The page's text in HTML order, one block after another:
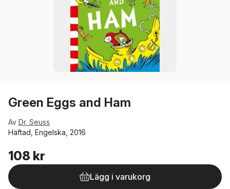
Green Eggs and Ham
Av Dr. Seuss
Häftad, Engelska, 2016
108 kr
Lägg i varukorg